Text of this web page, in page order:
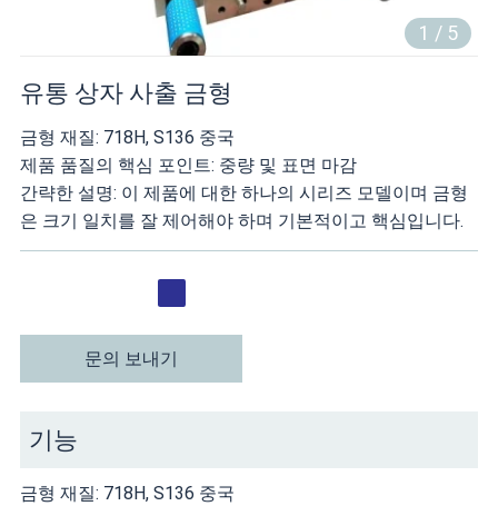
1 / 5
유통 상자 사출 금형
금형 재질: 718H, S136 중국
제품 품질의 핵심 포인트: 중량 및 표면 마감
간략한 설명: 이 제품에 대한 하나의 시리즈 모델이며 금형
은 크기 일치를 잘 제어해야 하며 기본적이고 핵심입니다.
문의 보내기
기능
금형 재질: 718H, S136 중국